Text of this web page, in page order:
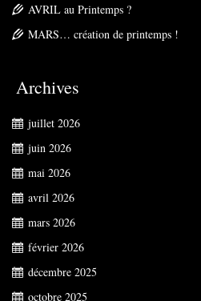
AVRIL au Printemps ?
MARS… création de printemps !
Archives
juillet 2026
juin 2026
mai 2026
avril 2026
mars 2026
février 2026
décembre 2025
octobre 2025